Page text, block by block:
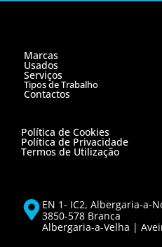
Marcas
Usados
Serviços
Tipos de Trabalho
Contactos
Política de Cookies
Política de Privacidade
Termos de Utilização
EN 1- IC2, Albergaria-a-
3850-578 Branca
Albergaria-a-Velha |